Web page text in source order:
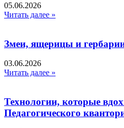
05.06.2026
Читать далее »
Змеи, ящерицы и
03.06.2026
Читать далее »
Технологии, которые
Педагогического